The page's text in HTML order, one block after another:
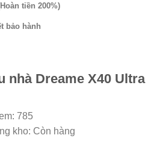
tiền 200%)
bảo hành
nhà Dreame X40 Ultra
785
kho: Còn hàng